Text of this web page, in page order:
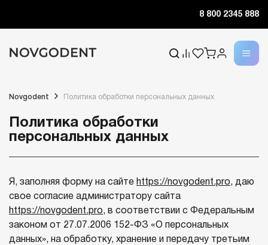
8 800 2345 888
Novgodent Политика обработки персональных данных
Политика обработки
персональных данных
Я, заполняя форму на сайте https://novgodent.pro, даю
свое согласие администратору сайта
https://novgodent.pro, в соответствии с Федеральным
законом от 27.07.2006 152-ФЗ «О персональных
данных», на обработку, хранение и передачу третьим